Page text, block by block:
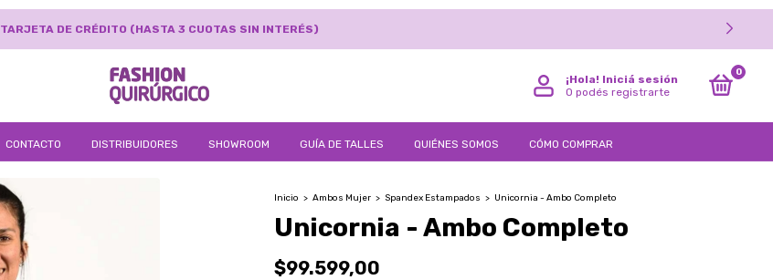
TARJETA DE CRÉDITO (HASTA 3 CUOTAS SIN INTERÉS)
¡Hola! Iniciá sesión
O podés registrarte
0
CONTACTO DISTRIBUIDORES SHOWROOM GUÍA DE TALLES QUIÉNES SOMOS CÓMO COMPRAR
Inicio > Ambos Mujer > Spandex Estampados > Unicornia - Ambo Completo
Unicornia - Ambo Completo
$99.599,00